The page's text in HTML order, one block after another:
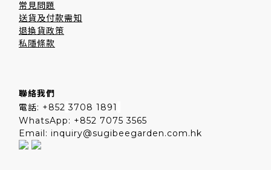
常見問題
送貨及付款需知
退換貨政策
私隱條款
聯絡我們
電話: +852 3708 1891
WhatsApp: +852 7075 3565
Email: inquiry@sugibeegarden.com.hk